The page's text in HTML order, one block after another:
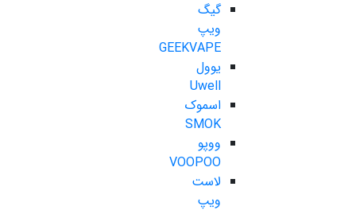
گیگ
ویپ
GEEKVAPE
یوول
Uwell
اسموک
SMOK
ووپو
VOOPOO
لاست
ویپ